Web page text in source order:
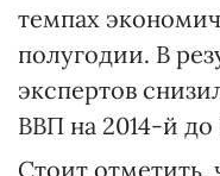
темпах
полугодии. В
экспертов
ВВП на 2014-й до
Стоит отметить,